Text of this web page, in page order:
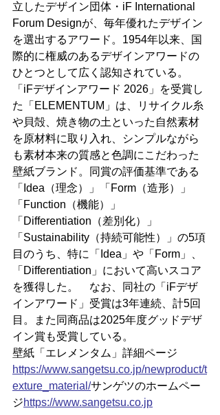
立したデザイン団体・iF International
Forum Designが、毎年優れたデザイン
を選出するアワード。1954年以来、国
際的に権威のあるデザインアワードの
ひとつとして広く認知されている。
「iFデザインアワード 2026」を受賞し
た「ELEMENTUM」は、リサイクル⽷
や⾙殻、焼き物の土といった自然素材
を原材料に取り入れ、シンプルながら
も素材本来の質感と⾊調にこだわった
壁紙ブランド。同賞の評価基準である
「Idea（理念）」「Form（造形）」
「Function（機能）」
「Differentiation（差別化）」
「Sustainability（持続可能性）」の5項
目のうち、特に「Idea」や「Form」、
「Differentiation」において高いスコア
を獲得した。　なお、同社の「iFデザ
インアワード」受賞は3年連続、計5回
目。また同商品は2025年度グッドデザ
イン賞も受賞している。
壁紙「エレメンタム」詳細ページ
https://www.sangetsu.co.jp/newproduct/t
exture_material/サンゲツのホームペー
ジhttps://www.sangetsu.co.jp